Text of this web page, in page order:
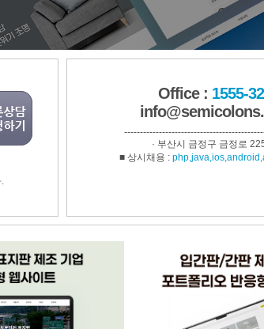
Office : 1555-
· 부산시 금정구 금정로
■ 상시채용 :